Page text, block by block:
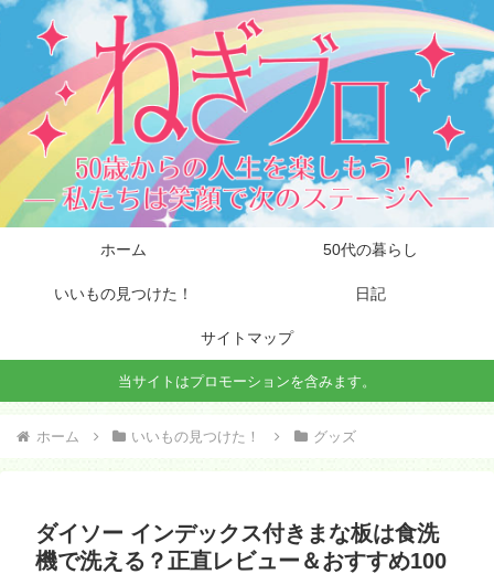
ホーム 50代の暮らし
いいもの見つけた！ 日記
サイトマップ
当サイトはプロモーションを含みます。
ホーム いいもの見つけた！ グッズ
ダイソー インデックス付きまな板は食洗
機で洗える？正直レビュー＆おすすめ100